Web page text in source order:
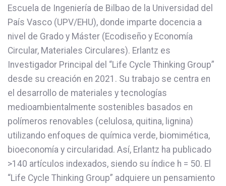
Escuela de Ingeniería de Bilbao de la Universidad del
País Vasco (UPV/EHU), donde imparte docencia a
nivel de Grado y Máster (Ecodiseño y Economía
Circular, Materiales Circulares). Erlantz es
Investigador Principal del “Life Cycle Thinking Group”
desde su creación en 2021. Su trabajo se centra en
el desarrollo de materiales y tecnologías
medioambientalmente sostenibles basados en
polímeros renovables (celulosa, quitina, lignina)
utilizando enfoques de química verde, biomimética,
bioeconomía y circularidad. Así, Erlantz ha publicado
>140 artículos indexados, siendo su índice h = 50. El
“Life Cycle Thinking Group” adquiere un pensamiento